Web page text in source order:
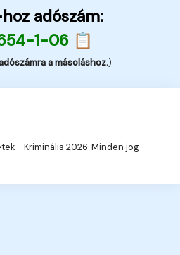
adószám:
1-06 📋
a másoláshoz.)
- Kriminális 2026. Minden jog